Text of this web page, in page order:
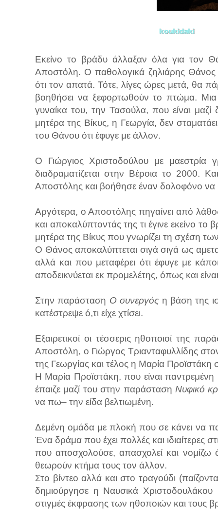
Εκείνο το βράδυ άλλαξαν όλα για τον
Αποστόλη. Ο παθολογικά ζηλιάρης
ότι τον απατά. Τότε, λίγες ώρες μετά, θα
βοηθήσει να ξεφορτωθούν το πτώμα.
γυναίκα του, την Τασούλα, που είναι μαζί
μητέρα της Βίκυς, η Γεωργία, δεν
του Θάνου ότι έφυγε με άλλον.
Ο Γιώργιος Χριστοδούλου με μαεστρία
διαδραματίζεται στην Βέροια το 2000.
Αποστόλης και βοήθησε έναν δολοφόνο
Αργότερα, ο Αποστόλης πηγαίνει από
και αποκαλύπτοντάς της τι έγινε εκείνο
μητέρα της Βίκυς που γνωρίζει τη σχέση
Ο Θάνος αποκαλύπτεται σιγά σιγά ως
αλλά και που μεταφέρει ότι έφυγε με
αποδεικνύεται εκ προμελέτης, όπως και
Στην παράσταση Ο συνεργός η βάση της
κατέστρεψε ό,τι είχε χτίσει.
Εξαιρετικοί οι τέσσερις ηθοποιοί της
Αποστόλη, ο Γιώργος Τριανταφυλλίδης
της Γεωργίας και τέλος η Μαρία
Η Μαρία Προϊστάκη, που είναι
έπαιζε μαζί του στην παράσταση Νυφικό
να πω– την είδα βελτιωμένη.
Δεμένη ομάδα με πλοκή που σε κάνει να
Ένα δράμα που έχει πολλές και ιδιαίτερες
που αποσχολούσε, απασχολεί και νομίζω
θεωρούν κτήμα τους τον άλλον.
Στο βίντεο αλλά και στο τραγούδι
δημιούργησε η Ναυσικά Χριστοδουλάκου
στιγμές έκφρασης των ηθοποιών και τους